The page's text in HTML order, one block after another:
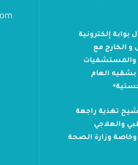
بوابة إلكترونية
و الخارج مع
والمستشفيات
بشقيه العام
تغذية راجعة
والعلاجي
وخاصة وزارة الصحة